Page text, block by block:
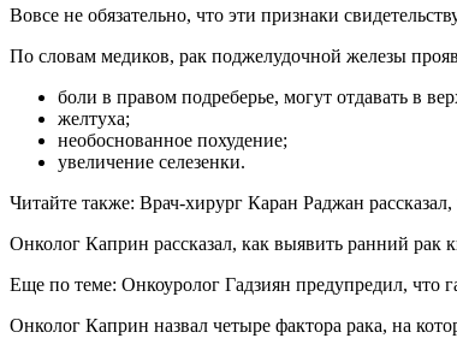
Вовсе не обязательно, что эти признаки
По словам медиков, рак поджелудочной железы
боли в правом подреберье, могут отдавать в
желтуха;
необоснованное похудение;
увеличение селезенки.
Читайте также: Врач-хирург Каран Раджан
Онколог Каприн рассказал, как выявить ранний рак
Еще по теме: Онкоуролог Гадзиян предупредил, что
Онколог Каприн назвал четыре фактора рака, на